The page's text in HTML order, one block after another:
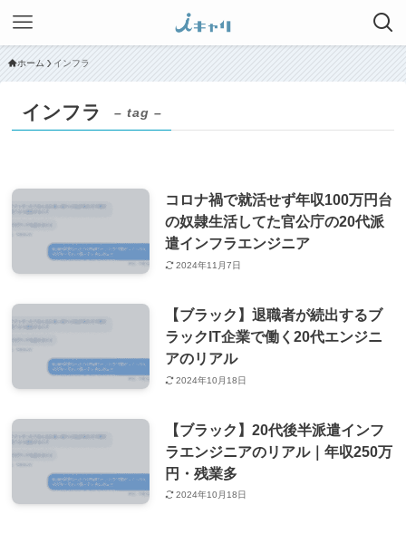
ホーム インフラ
インフラ – tag –
コロナ禍で就活せず年収100万円台
の奴隷生活してた官公庁の20代派
遣インフラエンジニア
2024年11月7日
【ブラック】退職者が続出するブ
ラックIT企業で働く20代エンジニ
アのリアル
2024年10月18日
【ブラック】20代後半派遣インフ
ラエンジニアのリアル｜年収250万
円・残業多
2024年10月18日